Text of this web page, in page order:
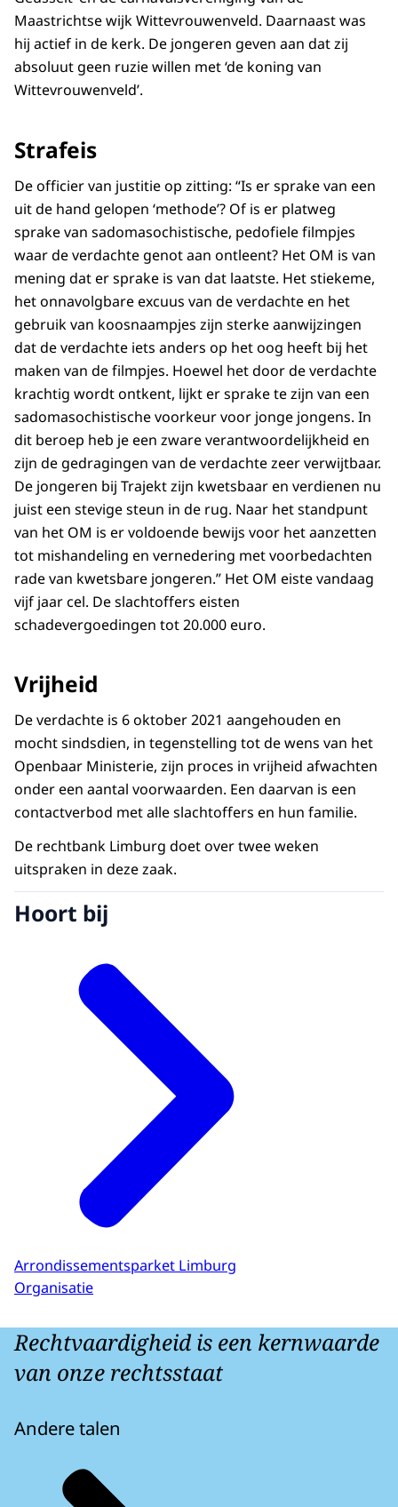
Maastrichtse wijk Wittevrouwenveld. Daarnaast was
hij actief in de kerk. De jongeren geven aan dat zij
absoluut geen ruzie willen met ‘de koning van
Wittevrouwenveld’.
Strafeis
De officier van justitie op zitting: “Is er sprake van een
uit de hand gelopen ‘methode’? Of is er platweg
sprake van sadomasochistische, pedofiele filmpjes
waar de verdachte genot aan ontleent? Het OM is van
mening dat er sprake is van dat laatste. Het stiekeme,
het onnavolgbare excuus van de verdachte en het
gebruik van koosnaampjes zijn sterke aanwijzingen
dat de verdachte iets anders op het oog heeft bij het
maken van de filmpjes. Hoewel het door de verdachte
krachtig wordt ontkent, lijkt er sprake te zijn van een
sadomasochistische voorkeur voor jonge jongens. In
dit beroep heb je een zware verantwoordelijkheid en
zijn de gedragingen van de verdachte zeer verwijtbaar.
De jongeren bij Trajekt zijn kwetsbaar en verdienen nu
juist een stevige steun in de rug. Naar het standpunt
van het OM is er voldoende bewijs voor het aanzetten
tot mishandeling en vernedering met voorbedachten
rade van kwetsbare jongeren.” Het OM eiste vandaag
vijf jaar cel. De slachtoffers eisten
schadevergoedingen tot 20.000 euro.
Vrijheid
De verdachte is 6 oktober 2021 aangehouden en
mocht sindsdien, in tegenstelling tot de wens van het
Openbaar Ministerie, zijn proces in vrijheid afwachten
onder een aantal voorwaarden. Een daarvan is een
contactverbod met alle slachtoffers en hun familie.
De rechtbank Limburg doet over twee weken
uitspraken in deze zaak.
Hoort bij
Arrondissementsparket Limburg
Organisatie
Rechtvaardigheid is een kernwaarde
van onze rechtsstaat
Andere talen